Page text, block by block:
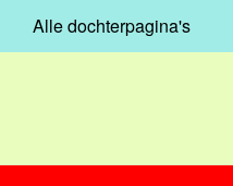
Alle dochterpagina's